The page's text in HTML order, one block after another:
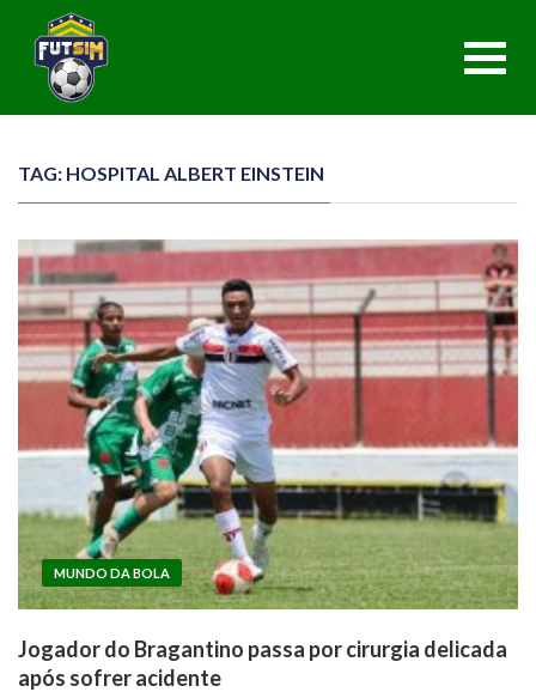
TAG: HOSPITAL ALBERT EINSTEIN
MUNDO DA BOLA
Jogador do Bragantino passa por cirurgia delicada
após sofrer acidente